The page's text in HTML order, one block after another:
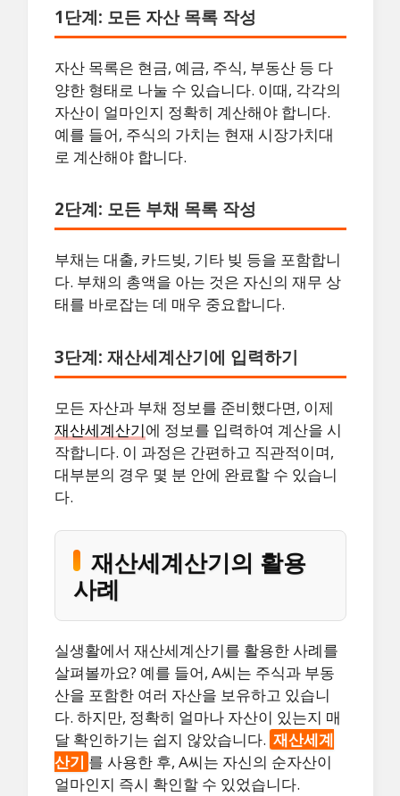
1단계: 모든 자산 목록 작성
자산 목록은 현금, 예금, 주식, 부동산 등 다
양한 형태로 나눌 수 있습니다. 이때, 각각의
자산이 얼마인지 정확히 계산해야 합니다.
예를 들어, 주식의 가치는 현재 시장가치대
로 계산해야 합니다.
2단계: 모든 부채 목록 작성
부채는 대출, 카드빚, 기타 빚 등을 포함합니
다. 부채의 총액을 아는 것은 자신의 재무 상
태를 바로잡는 데 매우 중요합니다.
3단계: 재산세계산기에 입력하기
모든 자산과 부채 정보를 준비했다면, 이제
재산세계산기에 정보를 입력하여 계산을 시
작합니다. 이 과정은 간편하고 직관적이며,
대부분의 경우 몇 분 안에 완료할 수 있습니
다.
재산세계산기의 활용
사례
실생활에서 재산세계산기를 활용한 사례를
살펴볼까요? 예를 들어, A씨는 주식과 부동
산을 포함한 여러 자산을 보유하고 있습니
다. 하지만, 정확히 얼마나 자산이 있는지 매
달 확인하기는 쉽지 않았습니다. 재산세계
산기 를 사용한 후, A씨는 자신의 순자산이
얼마인지 즉시 확인할 수 있었습니다.